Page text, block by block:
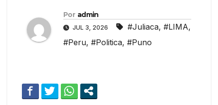
Por admin
JUL 3, 2026 #Juliaca, #LIMA,
#Peru, #Politica, #Puno